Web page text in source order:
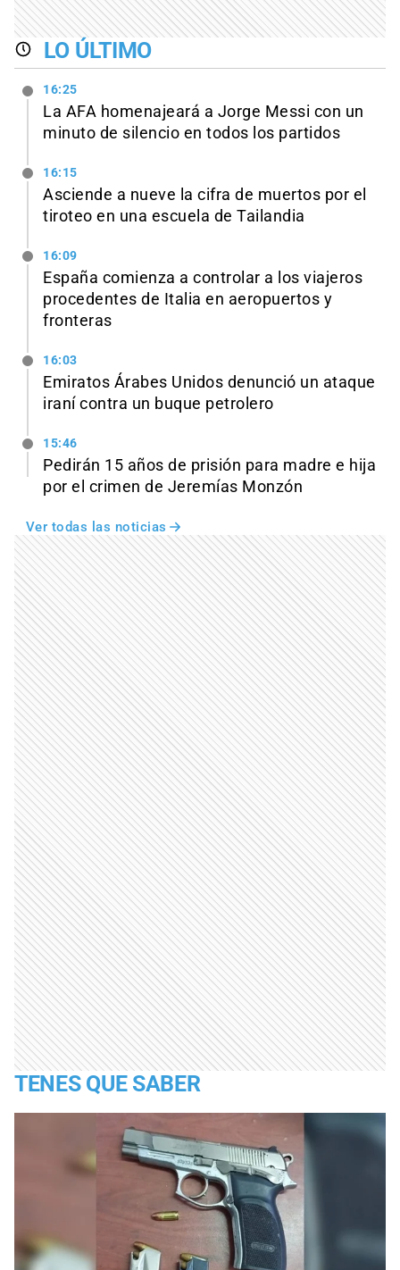
LO ÚLTIMO
16:25
La AFA homenajeará a Jorge Messi con un
minuto de silencio en todos los partidos
16:15
Asciende a nueve la cifra de muertos por el
tiroteo en una escuela de Tailandia
16:09
España comienza a controlar a los viajeros
procedentes de Italia en aeropuertos y
fronteras
16:03
Emiratos Árabes Unidos denunció un ataque
iraní contra un buque petrolero
15:46
Pedirán 15 años de prisión para madre e hija
por el crimen de Jeremías Monzón
Ver todas las noticias
TENES QUE SABER